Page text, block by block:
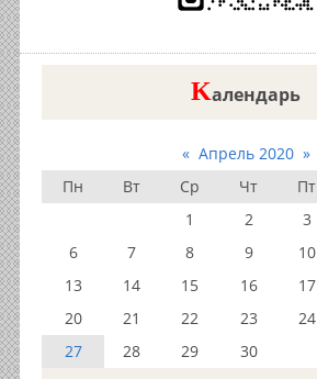
Kалендарь
« Апрель 2020 »
Пн
Вт Ср Чт Пт
1
2 3
6
7 8 9 10
13
14 15 16 17
20
21 22 23 24
27
28 29 30